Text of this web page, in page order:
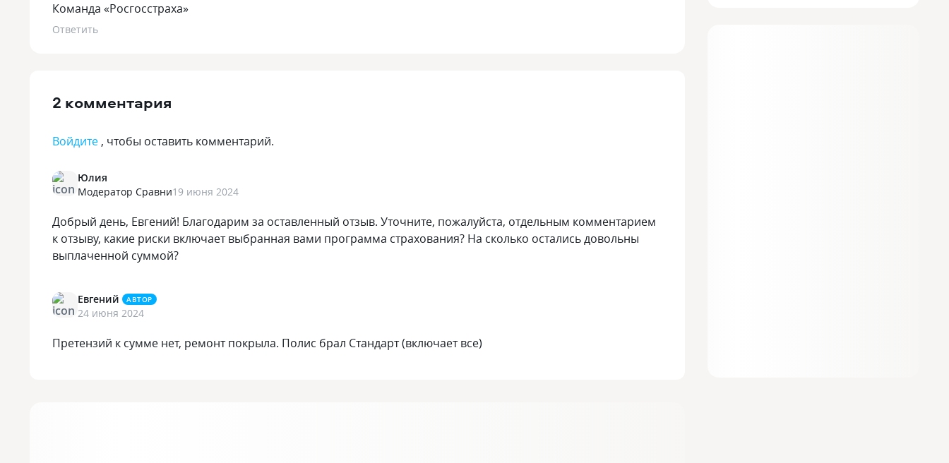
Команда «Росгосстраха»
Ответить
2 комментария
Войдите , чтобы оставить комментарий.
Юлия
Модератор Сравни19 июня 2024
Добрый день, Евгений! Благодарим за оставленный отзыв. Уточните, пожалуйста, отдельным комментарием
к отзыву, какие риски включает выбранная вами программа страхования? На сколько остались довольны
выплаченной суммой?
Евгений АВТОР
24 июня 2024
Претензий к сумме нет, ремонт покрыла. Полис брал Стандарт (включает все)